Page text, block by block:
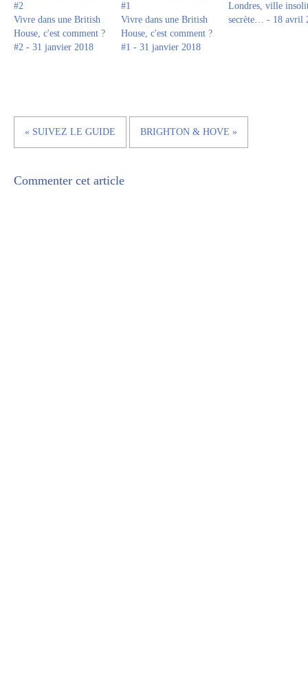
Vivre dans une British
House, c'est comment ?
#2 - 31 janvier 2018
Vivre dans une British
House, c'est comment ?
#1 - 31 janvier 2018
Londres, ville
secrète… - 18 avril
« SUIVEZ LE GUIDE BRIGHTON & HOVE »
Commenter cet article